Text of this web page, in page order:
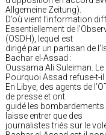
Allgemeine Zeitung).
D’où vient l’information
Essentiellement de
(OSDH), lequel est
dirigé par un partisan de
Bachar el-Assad :
Oussama Ali Suleiman.
Pourquoi Assad refuse-t-il
En Libye, des agents de
de presse et ont
guidé les
laisse entrer que des
journalistes triés sur le